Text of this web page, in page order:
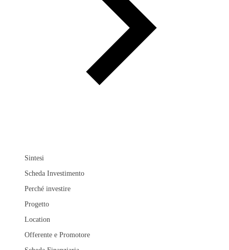
Sintesi
Scheda Investimento
Perché investire
Progetto
Location
Offerente e Promotore